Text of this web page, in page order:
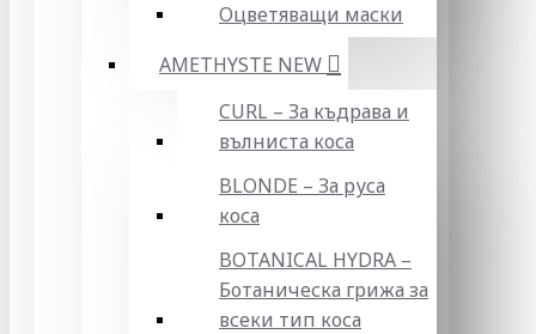
Оцветяващи маски
AMETHYSTE NEW
CURL – За къдрава и
вълниста коса
BLONDE – За руса
коса
BOTANICAL HYDRA –
Ботаническа грижа за
всеки тип коса